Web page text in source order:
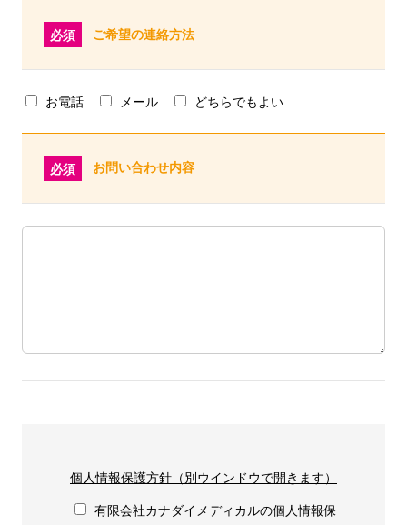
必須 ご希望の連絡方法
お電話 メール どちらでもよい
必須 お問い合わせ内容
個人情報保護方針（別ウインドウで開きます）
有限会社カナダイメディカルの個人情報保